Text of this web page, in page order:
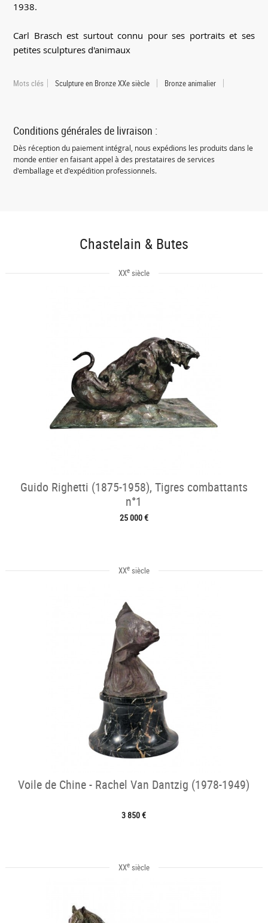
1938.
Carl Brasch est surtout connu pour ses portraits et ses
petites sculptures d'animaux
Mots clés Sculpture en Bronze XXe siècle Bronze animalier
Conditions générales de livraison :
Dès réception du paiement intégral, nous expédions les produits dans le
monde entier en faisant appel à des prestataires de services
d'emballage et d'expédition professionnels.
Chastelain & Butes
XXesiècle
Guido Righetti (1875-1958), Tigres combattants
n°1
25 000 €
XXesiècle
Voile de Chine - Rachel Van Dantzig (1978-1949)
3 850 €
XXesiècle